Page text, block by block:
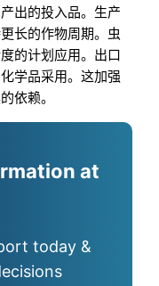
出的投入品。生产
长的作物周期。虫
的计划应用。出口
学品采用。这加强
依赖。
at
today &